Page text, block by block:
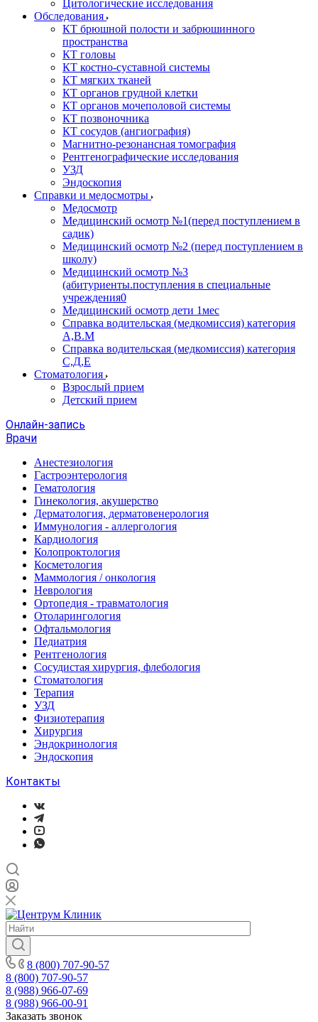
Цитологические исследования
Обследования
КТ брюшной полости и забрюшинного
пространства
КТ головы
КТ костно-суставной системы
КТ мягких тканей
КТ органов грудной клетки
КТ органов мочеполовой системы
КТ позвоночника
КТ сосудов (ангиография)
Магнитно-резонансная томография
Рентгенографические исследования
УЗД
Эндоскопия
Справки и медосмотры
Медосмотр
Медицинский осмотр №1(перед поступлением в
садик)
Медицинский осмотр №2 (перед поступлением в
школу)
Медицинский осмотр №3
(абитуриенты.поступления в специальные
учреждения0
Медицинский осмотр дети 1мес
Справка водительская (медкомиссия) категория
А,В.М
Справка водительская (медкомиссия) категория
С,Д,Е
Стоматология
Взрослый прием
Детский прием
Онлайн-запись
Врачи
Анестезиология
Гастроэнтерология
Гематология
Гинекология, акушерство
Дерматология, дерматовенерология
Иммунология - аллергология
Кардиология
Колопроктология
Косметология
Маммология / онкология
Неврология
Ортопедия - травматология
Отоларингология
Офтальмология
Педиатрия
Рентгенология
Сосудистая хирургия, флебология
Стоматология
Терапия
УЗД
Физиотерапия
Хирургия
Эндокринология
Эндоскопия
Контакты
8 (800) 707-90-57
8 (800) 707-90-57
8 (988) 966-07-69
8 (988) 966-00-91
Заказать звонок